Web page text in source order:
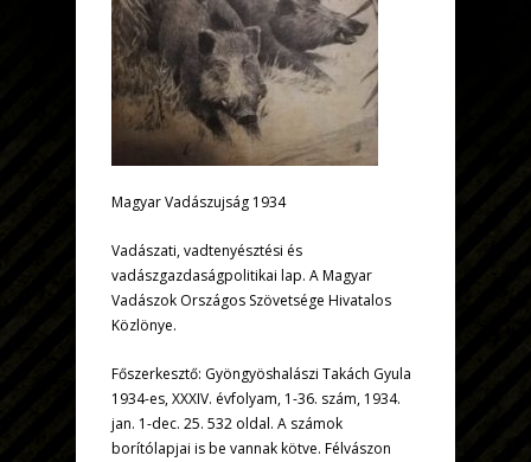
Magyar Vadászujság 1934
Vadászati, vadtenyésztési és
vadászgazdaságpolitikai lap. A Magyar
Vadászok Országos Szövetsége Hivatalos
Közlönye.
Főszerkesztő: Gyöngyöshalászi Takách Gyula
1934-es, XXXIV. évfolyam, 1-36. szám, 1934.
jan. 1-dec. 25. 532 oldal. A számok
borítólapjai is be vannak kötve. Félvászon